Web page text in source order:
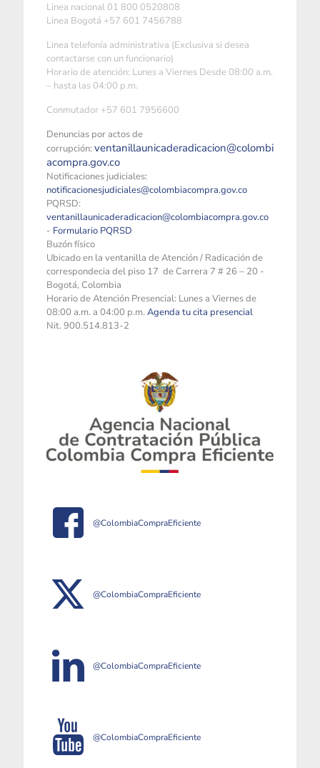
Linea nacional 01 800 0520808
Linea Bogotá +57 601 7456788
Linea telefonía administrativa (Exclusiva si desea
contactarse con un funcionario)
Horario de atención: Lunes a Viernes Desde 08:00 a.m.
– hasta las 04:00 p.m.
Conmutador +57 601 7956600
Denuncias por actos de
corrupción: ventanillaunicaderadicacion@colombi
acompra.gov.co
Notificaciones judiciales:
notificacionesjudiciales@colombiacompra.gov.co
PQRSD:
ventanillaunicaderadicacion@colombiacompra.gov.co
- Formulario PQRSD
Buzón físico
Ubicado en la ventanilla de Atención / Radicación de
correspondecia del piso 17 de Carrera 7 # 26 – 20 -
Bogotá, Colombia
Horario de Atención Presencial: Lunes a Viernes de
08:00 a.m. a 04:00 p.m. Agenda tu cita presencial
Nit. 900.514.813-2
@ColombiaCompraEficiente
@ColombiaCompraEficiente
@ColombiaCompraEficiente
@ColombiaCompraEficiente